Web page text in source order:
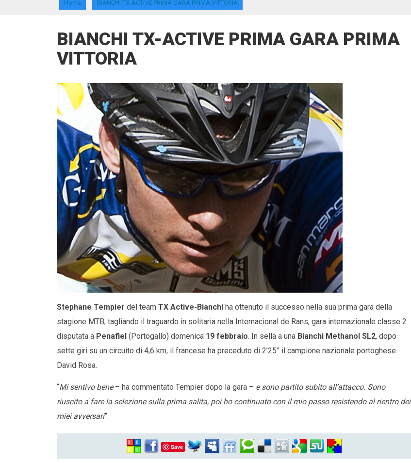
Home BIANCHI TX-ACTIVE PRIMA GARA PRIMA VITTORIA
BIANCHI TX-ACTIVE PRIMA GARA PRIMA
VITTORIA
Stephane Tempier del team TX Active-Bianchi ha ottenuto il successo nella sua prima gara della
stagione MTB, tagliando il traguardo in solitaria nella Internacional de Rans, gara internazionale classe 2
disputata a Penafiel (Portogallo) domenica 19 febbraio. In sella a una Bianchi Methanol SL2, dopo
sette giri su un circuito di 4,6 km, il francese ha preceduto di 2’25” il campione nazionale portoghese
David Rosa.
“Mi sentivo bene– ha commentato Tempier dopo la gara – e sono partito subito all’attacco. Sono
riuscito a fare la selezione sulla prima salita, poi ho continuato con il mio passo resistendo al rientro dei
miei avversari”.
Save